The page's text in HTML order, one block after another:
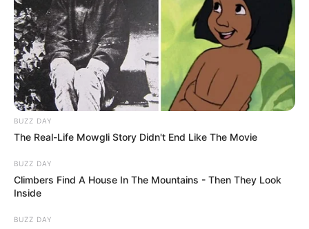
BUZZ DAY
The Real-Life Mowgli Story Didn't End Like The Movie
BUZZ DAY
Climbers Find A House In The Mountains - Then They Look
Inside
BUZZ DAY